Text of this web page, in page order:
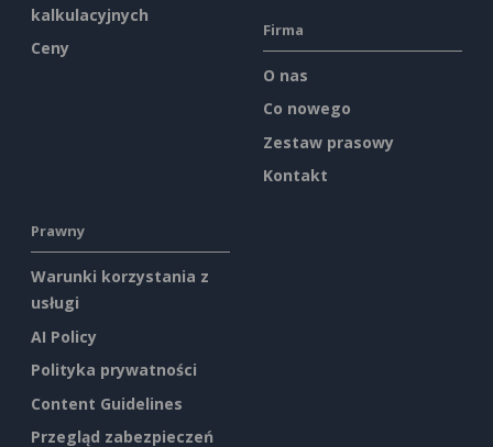
kalkulacyjnych
Ceny
Firma
O nas
Co nowego
Zestaw prasowy
Kontakt
Prawny
Warunki korzystania z
usługi
AI Policy
Polityka prywatności
Content Guidelines
Przegląd zabezpieczeń